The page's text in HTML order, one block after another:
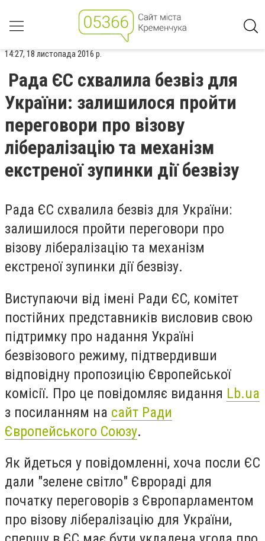
14:27, 18 листопада 2016 р.
Рада ЄС схвалила безвіз для
України: залишилося пройти
переговори про візову
лібералізацію та механізм
екстреної зупинки дії безвізу
Рада ЄС схвалила безвіз для України:
залишилося пройти переговори про
візову лібералізацію та механізм
екстреної зупинки дії безвізу.
Виступаючи від імені Ради ЄС, комітет
постійних представників висловив свою
підтримку про надання Україні
безвізового режиму, підтвердивши
відповідну пропозицію Європейської
комісії. Про це повідомляє видання Lb.ua
з посиланням на сайт Ради
Європейського Союзу.
Як йдеться у повідомленні, хоча посли ЄС
дали "зелене світло" Єврораді для
початку переговорів з Європарламентом
про візову лібералізацію для України,